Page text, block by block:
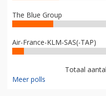
The Blue Group
Air-France-KLM-SAS(-TAP)
Totaal
Meer polls